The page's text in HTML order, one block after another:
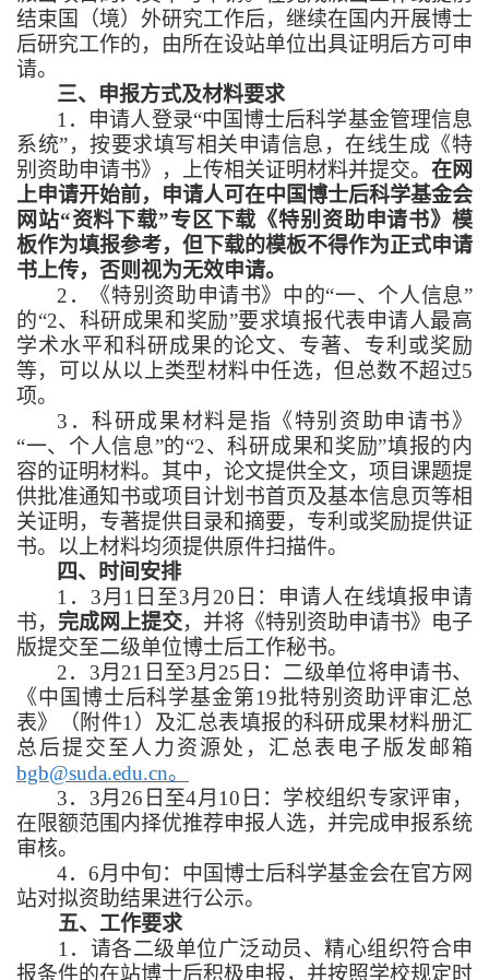
结束国（境）外研究工作后，继续在国内开展博士
后研究工作的，由所在设站单位出具证明后方可申
请。
三、申报方式及材料要求
1．申请人登录“中国博士后科学基金管理信息
系统”，按要求填写相关申请信息，在线生成《特
别资助申请书》，上传相关证明材料并提交。 在网
上申请开始前，申请人可在中国博士后科学基金会
网站“资料下载”专区下载《特别资助申请书》模
板作为填报参考，但下载的模板不得作为正式申请
书上传，否则视为无效申请。
2．《特别资助申请书》中的“一、个人信息”
的“2、科研成果和奖励”要求填报代表申请人最高
学术水平和科研成果的论文、专著、专利或奖励
等，可以从以上类型材料中任选，但总数不超过5
项。
3．科研成果材料是指《特别资助申请书》
“一、个人信息”的“2、科研成果和奖励”填报的内
容的证明材料。其中，论文提供全文，项目课题提
供批准通知书或项目计划书首页及基本信息页等相
关证明，专著提供目录和摘要，专利或奖励提供证
书。以上材料均须提供原件扫描件。
四、时间安排
1．3月1日至3月20日：申请人在线填报申请
书， 完成网上提交，并将《特别资助申请书》电子
版提交至二级单位博士后工作秘书。
2．3月21日至3月25日：二级单位将申请书、
《中国博士后科学基金第19批特别资助评审汇总
表》（附件1）及汇总表填报的科研成果材料册汇
总后提交至人力资源处，汇总表电子版发邮箱
bgb@suda.edu.cn。
3．3月26日至4月10日：学校组织专家评审，
在限额范围内择优推荐申报人选，并完成申报系统
审核。
4．6月中旬：中国博士后科学基金会在官方网
站对拟资助结果进行公示。
五、工作要求
1．请各二级单位广泛动员、精心组织符合申
报条件的在站博士后积极申报，并按照学校规定时